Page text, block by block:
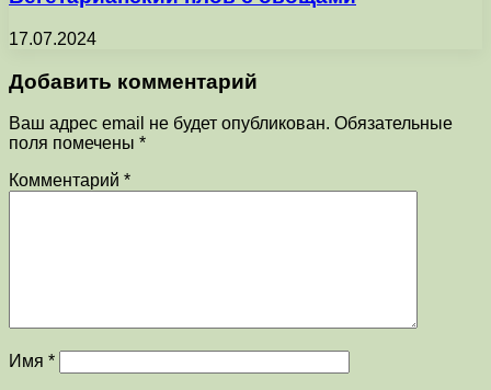
17.07.2024
Добавить комментарий
Ваш адрес email не будет опубликован. Обязательные
поля помечены *
Комментарий *
Имя *